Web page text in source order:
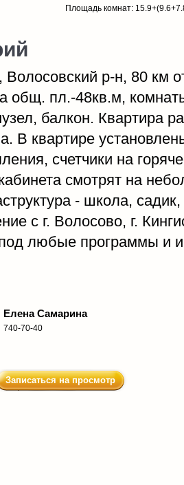
Площадь комнат:
Волосовский р-н, 80 км
общ. пл.-48кв.м,
балкон. Квартира
В квартире
счетчики на
смотрят на
- школа,
с г. Волосово, г.
любые программы и
Елена Самарина
740-70-40
Записаться на просмотр